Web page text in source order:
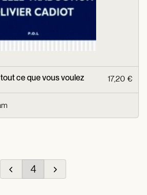
ce que vous voulez 17,20 €
4